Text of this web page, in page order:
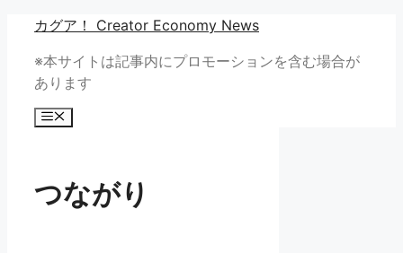
カグア！ Creator Economy News
※本サイトは記事内にプロモーションを含む場合が
あります
メ
つながり